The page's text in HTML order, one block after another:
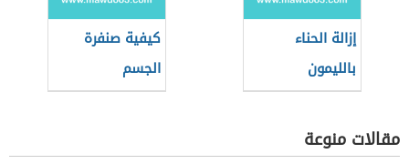
إزالة الحناء
بالليمون
كيفية صنفرة
الجسم
مقالات منوعة